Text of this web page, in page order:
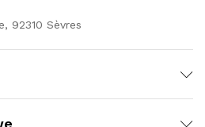
92310 Sèvres